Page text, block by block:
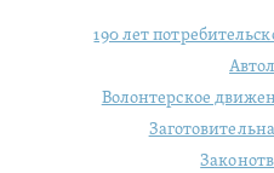
190 лет
Волонтерское